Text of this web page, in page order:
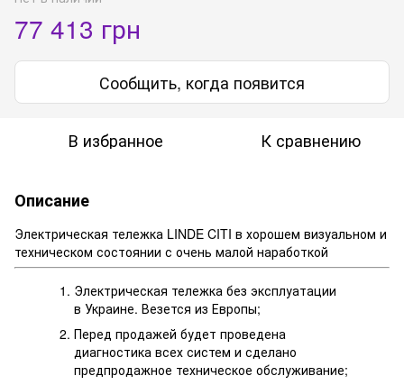
77 413 грн
Сообщить, когда появится
В избранное К сравнению
Описание
Электрическая тележка LINDE CITI в хорошем визуальном и
техническом состоянии с очень малой наработкой
Электрическая тележка без эксплуатации
в Украине. Везется из Европы;
Перед продажей будет проведена
диагностика всех систем и сделано
предпродажное техническое обслуживание;